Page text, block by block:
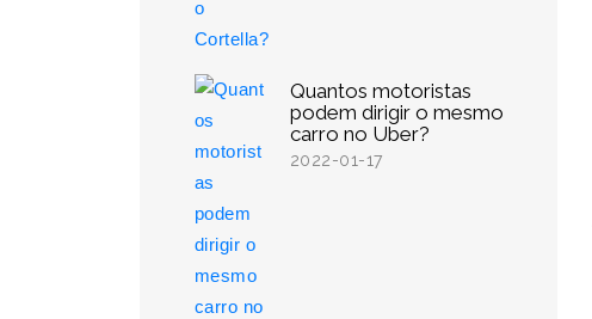
Quantos motoristas
podem dirigir o mesmo
carro no Uber?
2022-01-17